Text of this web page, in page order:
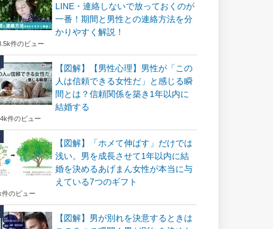
LINE・連絡しないで放っておくのが
一番！期間と男性との連絡方法を分
かりやすく解説！
件のビュー
【図解】【男性心理】男性が「この
人は信頼できる女性だ」と感じる瞬
間とは？信頼関係を築き1年以内に
結婚する
件のビュー
【図解】「ホメて伸ばす」だけでは
浅い。男を成長させて1年以内に結
婚を決めるあげまん女性が本当に与
えている7つのギフト
件のビュー
【図解】男が別れを決意するときは